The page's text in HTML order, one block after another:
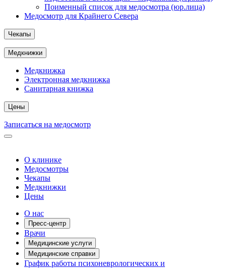
Поименный список для медосмотра (юр.лица)
Медосмотр для Крайнего Севера
Чекапы
Медкнижки
Медкнижка
Электронная медкнижка
Санитарная книжка
Цены
Записаться на медосмотр
О клинике
Медосмотры
Чекапы
Медкнижки
Цены
О нас
Пресс-центр
Врачи
Медицинские услуги
Медицинские справки
График работы психоневрологических и